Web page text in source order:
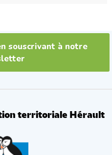
souscrivant à notre
territoriale Hérault